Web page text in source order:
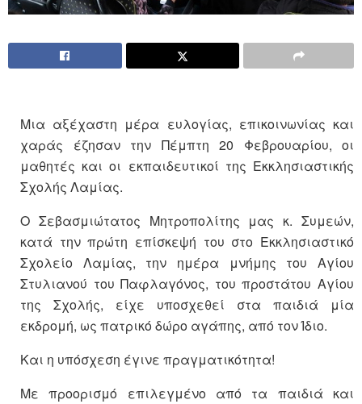
Μια αξέχαστη μέρα ευλογίας, επικοινωνίας και
χαράς έζησαν την Πέμπτη 20 Φεβρουαρίου, οι
μαθητές και οι εκπαιδευτικοί της Εκκλησιαστικής
Σχολής Λαμίας.
Ο Σεβασμιώτατος Μητροπολίτης μας κ. Συμεών,
κατά την πρώτη επίσκεψή του στο Εκκλησιαστικό
Σχολείο Λαμίας, την ημέρα μνήμης του Αγίου
Στυλιανού του Παφλαγόνος, του προστάτου Αγίου
της Σχολής, είχε υποσχεθεί στα παιδιά μία
εκδρομή, ως πατρικό δώρο αγάπης, από τον Ίδιο.
Και η υπόσχεση έγινε πραγματικότητα!
Με προορισμό επιλεγμένο από τα παιδιά και